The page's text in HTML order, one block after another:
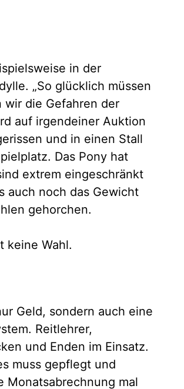
in der
„So glücklich müssen
wir die Gefahren der
auf irgendeiner Auktion
und in einen Stall
Das Pony hat
extrem eingeschränkt
auch noch das Gewicht
gehorchen.
keine Wahl.
Geld, sondern auch eine
Reitlehrer,
und Enden im Einsatz.
muss gepflegt und
Monatsabrechnung mal